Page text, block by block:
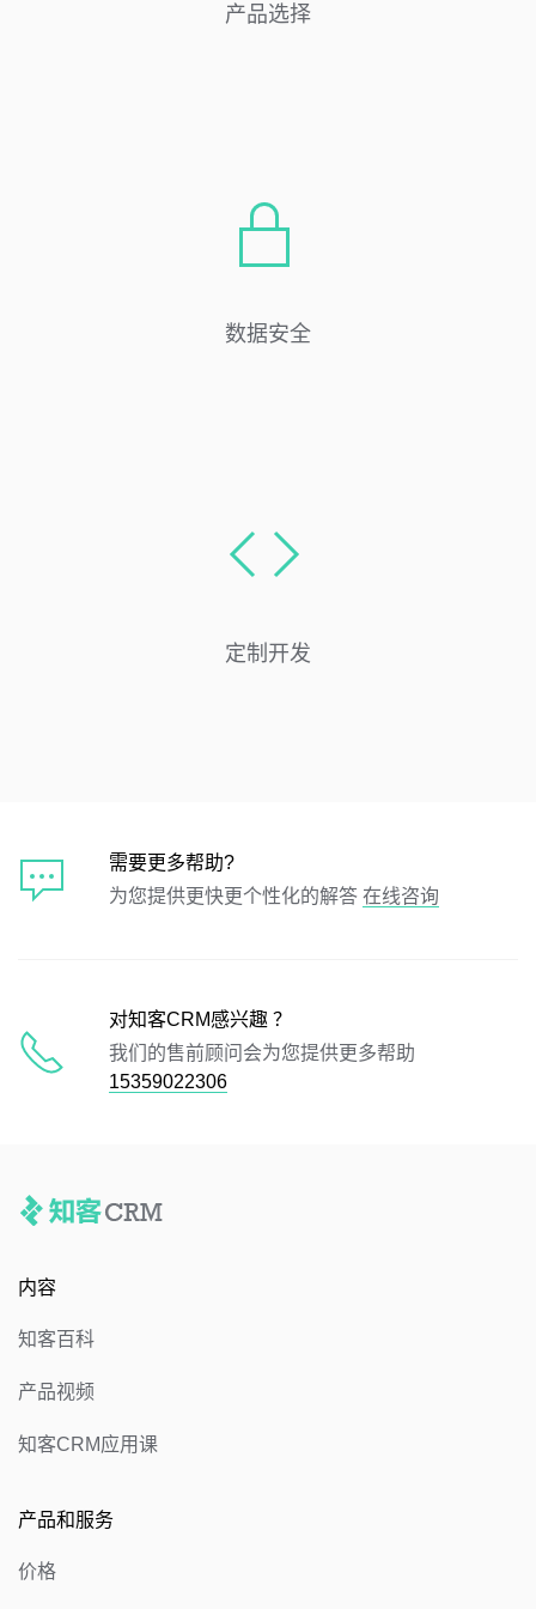
产品选择
数据安全
定制开发
需要更多帮助?
为您提供更快更个性化的解答 在线咨询
对知客CRM感兴趣 ？
我们的售前顾问会为您提供更多帮助
15359022306
内容
知客百科
产品视频
知客CRM应用课
产品和服务
价格